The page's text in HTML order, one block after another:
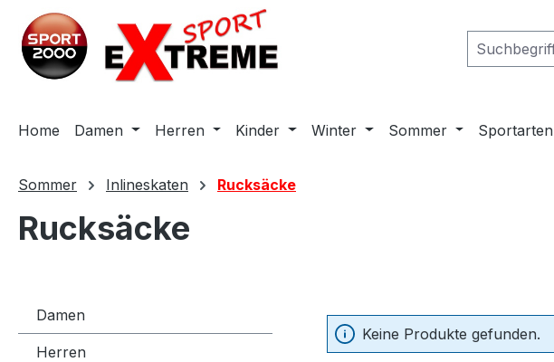
Hauptinhalt springen
Zur Suche springen
Zur Hauptnavigation springen
Home Damen Herren Kinder Winter Sommer Sportarten
Sommer Inlineskaten Rucksäcke
Rucksäcke
Damen
Herren
Keine Produkte gefunden.